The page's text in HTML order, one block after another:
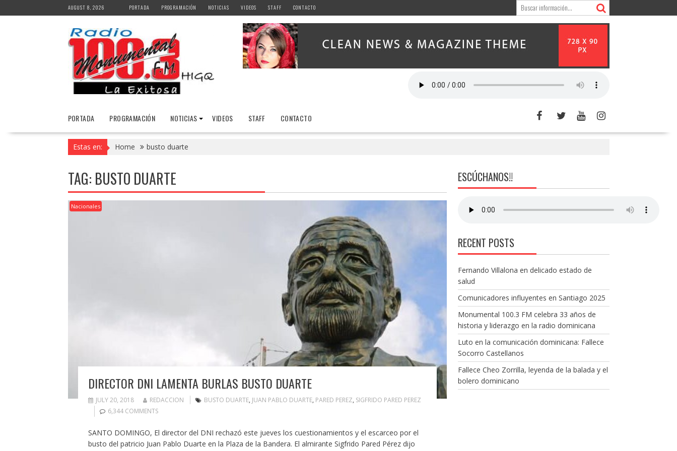
to
AUGUST 8, 2026 PORTADA PROGRAMACIÓN NOTICIAS VIDEOS STAFF CONTACTO
PORTADA PROGRAMACIÓN NOTICIAS VIDEOS STAFF CONTACTO
Estas en: Home busto duarte
TAG: BUSTO DUARTE
Nacionales
DIRECTOR DNI LAMENTA BURLAS BUSTO DUARTE
JULY 20, 2018 REDACCION BUSTO DUARTE, JUAN PABLO DUARTE, PARED PEREZ, SIGFRIDO PARED PEREZ
6,344 COMMENTS
SANTO DOMINGO, El director del DNI rechazó este jueves los cuestionamientos y el escarceo por el
busto del patricio Juan Pablo Duarte en la Plaza de la Bandera. El almirante Sigfrido Pared Pérez dijo
ESCÚCHANOS!!
RECENT POSTS
Fernando Villalona en delicado estado de
salud
Comunicadores influyentes en Santiago 2025
Monumental 100.3 FM celebra 33 años de
historia y liderazgo en la radio dominicana
Luto en la comunicación dominicana: Fallece
Socorro Castellanos
Fallece Cheo Zorrilla, leyenda de la balada y el
bolero dominicano